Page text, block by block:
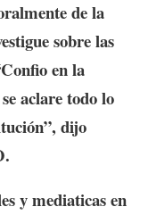
de la
sobre las
en la
aclare todo lo
dijo
y mediaticas en